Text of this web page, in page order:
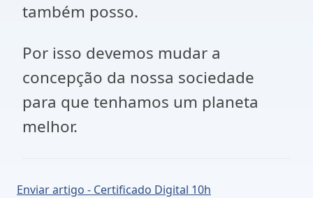
também posso.
Por isso devemos mudar a
concepção da nossa sociedade
para que tenhamos um planeta
melhor.
Enviar artigo - Certificado Digital 10h